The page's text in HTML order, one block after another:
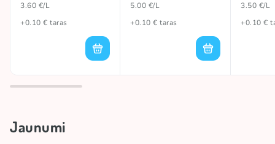
3.60 €/L
+0.10 € taras
5.00 €/L
+0.10 € taras
3.50 €/L
+0.10 €
Jaunumi